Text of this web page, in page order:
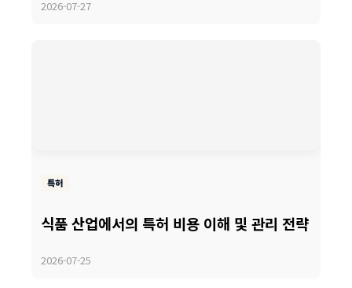
2026-07-27
특허
식품 산업에서의 특허 비용 이해 및 관리 전략
2026-07-25